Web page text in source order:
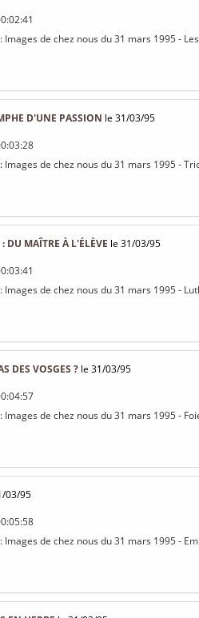
: Images de chez nous du 31 mars 1995 -
D'UNE PASSION le 31/03/95
: Images de chez nous du 31 mars 1995 -
DU MAÎTRE À L'ÉLÈVE le 31/03/95
: Images de chez nous du 31 mars 1995 -
DES VOSGES ? le 31/03/95
: Images de chez nous du 31 mars 1995 -
03/95
: Images de chez nous du 31 mars 1995 -